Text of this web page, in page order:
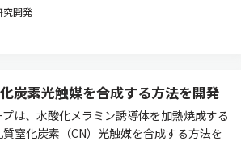
究開発
炭素光触媒を合成する方法を開発
は、水酸化メラミン誘導体を加熱焼成する
窒化炭素（CN）光触媒を合成する方法を